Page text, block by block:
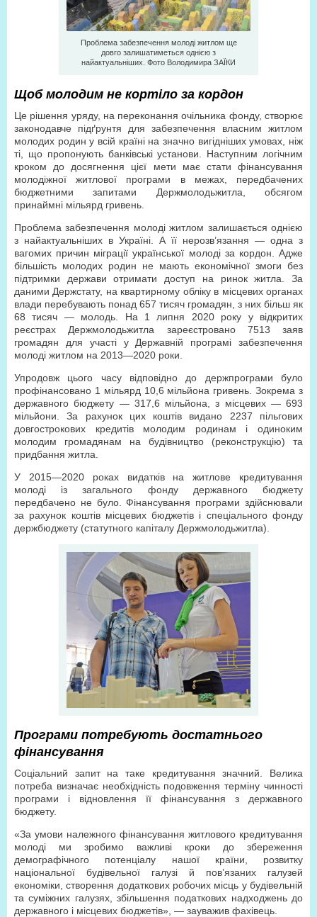
Проблема забезпечення молоді житлом ще
довго залишатиметься однією з
найактуальніших. Фото Володимира ЗАЇКИ
Щоб молодим не кортіло за кордон
Це рішення уряду, на переконання очільника фонду, створює
законодавче підґрунтя для забезпечення власним житлом
молодих родин у всій країні на значно вигідніших умовах, ніж
ті, що пропонують банківські установи. Наступним логічним
кроком до досягнення цієї мети має стати фінансування
молодіжної житлової програми в межах, передбачених
бюджетними запитами Держмолодьжитла, обсягом
принаймні мільярд гривень.
Проблема забезпечення молоді житлом залишається однією
з найактуальніших в Україні. А її нерозв’язання — одна з
вагомих причин міграції української молоді за кордон. Адже
більшість молодих родин не мають економічної змоги без
підтримки держави отримати доступ на ринок житла. За
даними Держстату, на квартирному обліку в місцевих органах
влади перебувають понад 657 тисяч громадян, з них більш як
68 тисяч — молодь. На 1 липня 2020 року у відкритих
реєстрах Держмолодьжитла зареєстровано 7513 заяв
громадян для участі у Державній програмі забезпечення
молоді житлом на 2013—2020 роки.
Упродовж цього часу відповідно до держпрограми було
профінансовано 1 мільярд 10,6 мільйона гривень. Зокрема з
державного бюджету — 317,6 мільйона, з місцевих — 693
мільйони. За рахунок цих коштів видано 2237 пільгових
довгострокових кредитів молодим родинам і одиноким
молодим громадянам на будівництво (реконструкцію) та
придбання житла.
У 2015—2020 роках видатків на житлове кредитування
молоді із загального фонду державного бюджету
передбачено не було. Фінансування програми здійснювали
за рахунок коштів місцевих бюджетів і спеціального фонду
держбюджету (статутного капіталу Держмолодьжитла).
Програми потребують достатнього
фінансування
Соціальний запит на таке кредитування значний. Велика
потреба визначає необхідність подовження терміну чинності
програми і відновлення її фінансування з державного
бюджету.
«За умови належного фінансування житлового кредитування
молоді ми зробимо важливі кроки до збереження
демографічного потенціалу нашої країни, розвитку
національної будівельної галузі й пов’язаних галузей
економіки, створення додаткових робочих місць у будівельній
та суміжних галузях, збільшення податкових надходжень до
державного і місцевих бюджетів», — зауважив фахівець.